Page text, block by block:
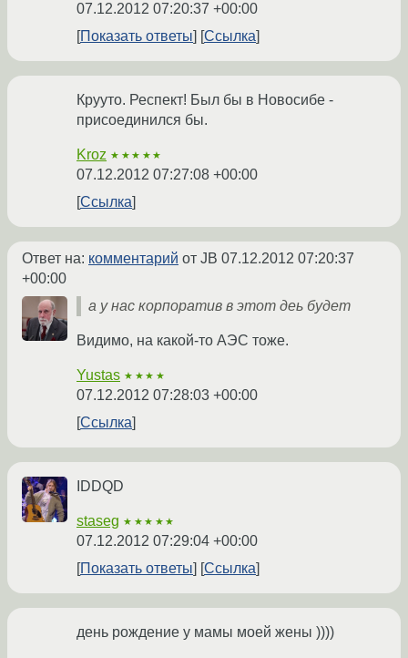
07.12.2012 07:20:37 +00:00
Показать ответы
Ссылка
Крууто. Респект! Был бы в Новосибе -
присоединился бы.
Kroz ★★★★★
07.12.2012 07:27:08 +00:00
Ссылка
Ответ на: комментарий от JB 07.12.2012 07:20:37
+00:00
а у нас корпоратив в этот деь будет
Видимо, на какой-то АЭС тоже.
Yustas ★★★★
07.12.2012 07:28:03 +00:00
Ссылка
IDDQD
staseg ★★★★★
07.12.2012 07:29:04 +00:00
Показать ответы
Ссылка
день рождение у мамы моей жены ))))